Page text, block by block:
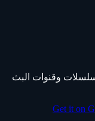
وقنوات البث